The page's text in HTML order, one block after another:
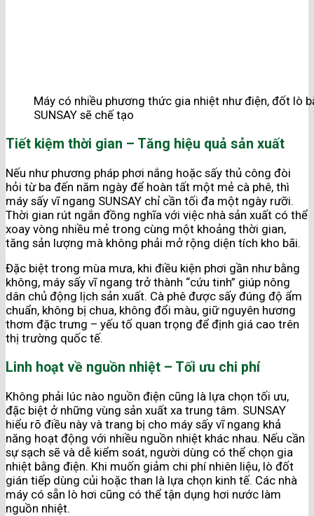
Máy có nhiều phương thức gia nhiệt như điện, đốt lò
SUNSAY sẽ chế tạo
Tiết kiệm thời gian – Tăng hiệu quả sản xuất
Nếu như phương pháp phơi nắng hoặc sấy thủ công đòi
hỏi từ ba đến năm ngày để hoàn tất một mẻ cà phê, thì
máy sấy vĩ ngang SUNSAY chỉ cần tối đa một ngày rưỡi.
Thời gian rút ngắn đồng nghĩa với việc nhà sản xuất có thể
xoay vòng nhiều mẻ trong cùng một khoảng thời gian,
tăng sản lượng mà không phải mở rộng diện tích kho bãi.
Đặc biệt trong mùa mưa, khi điều kiện phơi gần như bằng
không, máy sấy vĩ ngang trở thành “cứu tinh” giúp nông
dân chủ động lịch sản xuất. Cà phê được sấy đúng độ ẩm
chuẩn, không bị chua, không đổi màu, giữ nguyên hương
thơm đặc trưng – yếu tố quan trọng để định giá cao trên
thị trường quốc tế.
Linh hoạt về nguồn nhiệt – Tối ưu chi phí
Không phải lúc nào nguồn điện cũng là lựa chọn tối ưu,
đặc biệt ở những vùng sản xuất xa trung tâm. SUNSAY
hiểu rõ điều này và trang bị cho máy sấy vĩ ngang khả
năng hoạt động với nhiều nguồn nhiệt khác nhau. Nếu cần
sự sạch sẽ và dễ kiểm soát, người dùng có thể chọn gia
nhiệt bằng điện. Khi muốn giảm chi phí nhiên liệu, lò đốt
gián tiếp dùng củi hoặc than là lựa chọn kinh tế. Các nhà
máy có sẵn lò hơi cũng có thể tận dụng hơi nước làm
nguồn nhiệt.